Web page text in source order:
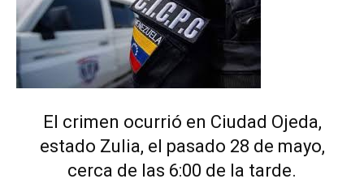
El crimen ocurrió en Ciudad Ojeda,
estado Zulia, el pasado 28 de mayo,
cerca de las 6:00 de la tarde.